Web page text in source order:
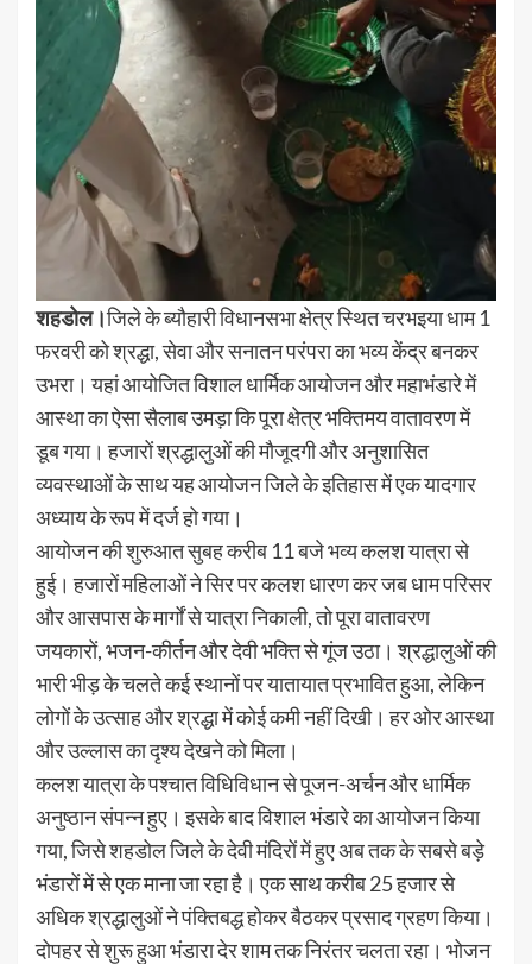
शहडोल।जिले के ब्यौहारी विधानसभा क्षेत्र स्थित चरभइया धाम 1
फरवरी को श्रद्धा, सेवा और सनातन परंपरा का भव्य केंद्र बनकर
उभरा। यहां आयोजित विशाल धार्मिक आयोजन और महाभंडारे में
आस्था का ऐसा सैलाब उमड़ा कि पूरा क्षेत्र भक्तिमय वातावरण में
डूब गया। हजारों श्रद्धालुओं की मौजूदगी और अनुशासित
व्यवस्थाओं के साथ यह आयोजन जिले के इतिहास में एक यादगार
अध्याय के रूप में दर्ज हो गया।
आयोजन की शुरुआत सुबह करीब 11 बजे भव्य कलश यात्रा से
हुई। हजारों महिलाओं ने सिर पर कलश धारण कर जब धाम परिसर
और आसपास के मार्गों से यात्रा निकाली, तो पूरा वातावरण
जयकारों, भजन-कीर्तन और देवी भक्ति से गूंज उठा। श्रद्धालुओं की
भारी भीड़ के चलते कई स्थानों पर यातायात प्रभावित हुआ, लेकिन
लोगों के उत्साह और श्रद्धा में कोई कमी नहीं दिखी। हर ओर आस्था
और उल्लास का दृश्य देखने को मिला।
कलश यात्रा के पश्चात विधिविधान से पूजन-अर्चन और धार्मिक
अनुष्ठान संपन्न हुए। इसके बाद विशाल भंडारे का आयोजन किया
गया, जिसे शहडोल जिले के देवी मंदिरों में हुए अब तक के सबसे बड़े
भंडारों में से एक माना जा रहा है। एक साथ करीब 25 हजार से
अधिक श्रद्धालुओं ने पंक्तिबद्ध होकर बैठकर प्रसाद ग्रहण किया।
दोपहर से शुरू हुआ भंडारा देर शाम तक निरंतर चलता रहा। भोजन